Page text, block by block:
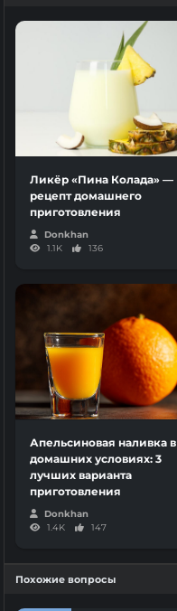
Ликёр «Пина Колада» —
рецепт домашнего
приготовления
Donkhan
1.1K
136
Апельсиновая наливка в
домашних условиях: 3
лучших варианта
приготовления
Donkhan
1.4K
147
Похожие вопросы